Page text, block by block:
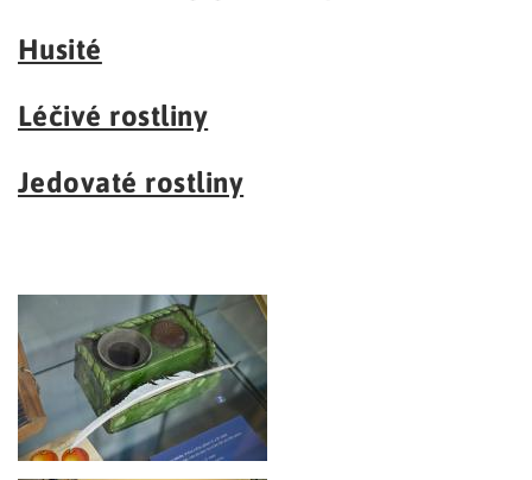
g
c
e
Husité
Léčivé rostliny
Jedovaté rostliny